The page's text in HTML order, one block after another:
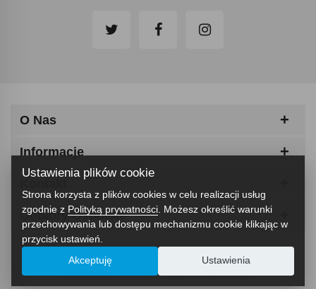
O Nas
Informacje
Odbiory Osobiste
ABCfitness - Siłownia I Sprzęt Fitness © 2026
Ustawienia plików cookie
Strona korzysta z plików cookies w celu realizacji usług
zgodnie z Polityką prywatności . Możesz określić warunki
przechowywania lub dostępu mechanizmu cookie klikając w
przycisk ustawień.
Akceptuję Ustawienia